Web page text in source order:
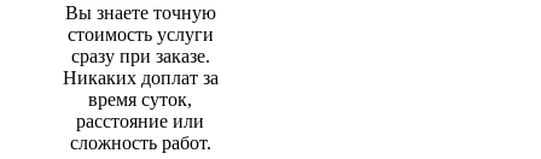
Вы знаете точную
стоимость услуги
сразу при заказе.
Никаких доплат за
время суток,
расстояние или
сложность работ.